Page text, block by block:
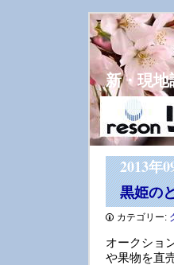
新・現地
2013年
黒姫の
カテゴリー:
オークショ
や果物を直